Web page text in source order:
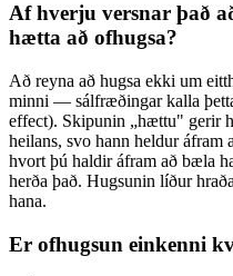
Af hverju versnar það
hætta að ofhugsa?
Að reyna að hugsa ekki um
minni — sálfræðingar kalla
effect). Skipunin „hættu" gerir
heilans, svo hann heldur áfram
hvort þú haldir áfram að bæla
herða það. Hugsunin líður
hana.
Er ofhugsun einkenni